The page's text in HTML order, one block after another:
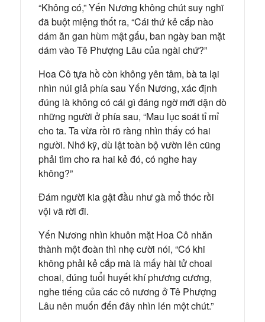
“Không có,” Yến Nương không chút suy nghĩ
đã buột miệng thốt ra, “Cái thứ kẻ cắp nào
dám ăn gan hùm mật gấu, ban ngày ban mặt
dám vào Tê Phượng Lâu của ngài chứ?”
Hoa Cô tựa hồ còn không yên tâm, bà ta lại
nhìn núi giả phía sau Yến Nương, xác định
đúng là không có cái gì đáng ngờ mới dặn dò
những người ở phía sau, “Mau lục soát tỉ mỉ
cho ta. Ta vừa rồi rõ ràng nhìn thấy có hai
người. Nhớ kỹ, dù lật toàn bộ vườn lên cũng
phải tìm cho ra hai kẻ đó, có nghe hay
không?”
Đám người kia gật đầu như gà mổ thóc rồi
vội vã rời đi.
Yến Nương nhìn khuôn mặt Hoa Cô nhăn
thành một đoàn thì nhẹ cười nói, “Có khi
không phải kẻ cắp mà là mấy hài tử choai
choai, đúng tuổi huyết khí phương cương,
nghe tiếng của các cô nương ở Tê Phượng
Lâu nên muốn đến đây nhìn lén một chút.”